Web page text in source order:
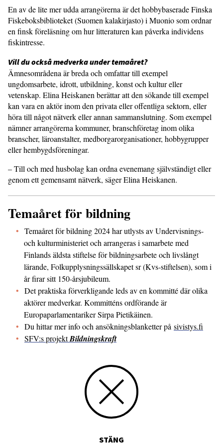
En av de lite mer udda arrangörerna är det hobbybaserade Finska
Fiskeboks­biblioteket (Suomen kalakirjasto) i Muonio som ordnar
en finsk föreläs­ning om hur litteraturen kan påverka individens
fiskintresse.
Vill du också medverka under tema­året?
Ämnesområdena är breda och omfattar till exempel
ungdomsarbete, idrott, utbildning, konst och kultur eller
vetenskap. Elina Heiskanen berättar att den sökande till exempel
kan vara en aktör inom den privata eller offentliga sektorn, eller
höra till något nätverk eller annan sammanslutning. Som exempel
nämner arrangörerna kommuner, branschföretag inom olika
branscher, läroanstalter, medborgarorganisationer, hobbygrupper
eller hembygdsföre­ningar.
– Till och med husbolag kan ordna evenemang självständigt eller
genom ett gemensamt nätverk, säger Elina Heiskanen.
Temaåret för bildning
Temaåret för bildning 2024 har utlysts av Undervisnings-
och kulturministeriet och arrangeras i samarbete med
Finlands äldsta stiftelse för bildnings­arbete och livslångt
lärande, Folkupplysnings­sällskapet sr (Kvs-stiftelsen), som i
år firar sitt 150-årsjubileum.
Det praktiska förverkligande leds av en kommitté där olika
aktörer medverkar. Kommitténs ord­förande är
Europaparlamentariker Sirpa Pietikäinen.
Du hittar mer info och ansökningsblanketter på sivistys.fi
SFV:s projektBildningskraft
STÄNG